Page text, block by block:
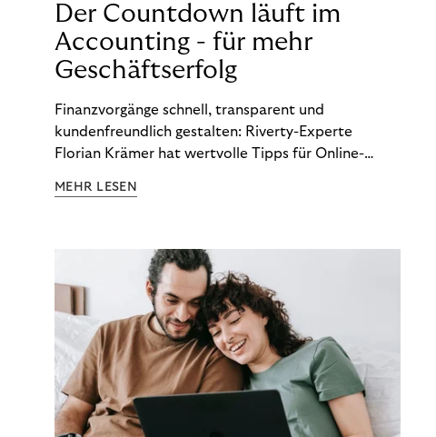
Der Countdown läuft im
Accounting - für mehr
Geschäftserfolg
Finanzvorgänge schnell, transparent und
kundenfreundlich gestalten: Riverty-Experte
Florian Krämer hat wertvolle Tipps für Online-
möchten.
MEHR LESEN